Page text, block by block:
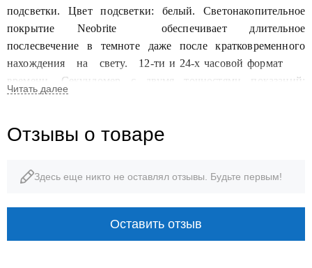
подсветки. Цвет подсветки: белый. Светонакопительное
покрытие Neobrite
обеспечивает длительное
послесвечение в темноте даже после кратковременного
нахождения на свету. 12-ти и 24-х часовой формат
времени. Секундомер с двумя точностями показаний:
1/1000 сек (до 1 ч) и 1/10 сек (после 1 ч) и временем
кругов.Таймер
обратного отсчета от 1 сек до 24 ч.
всемирное координированное время (
Автоматический переход на зимнее и летнее время,
Переключение между домашним и мировым временем.
Отзывы о товаре
Здесь еще никто не оставлял отзывы. Будьте первым!
Оставить отзыв